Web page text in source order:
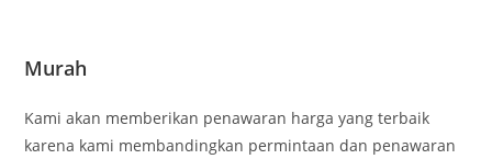
Murah
Kami akan memberikan penawaran harga yang terbaik
karena kami membandingkan permintaan dan penawaran